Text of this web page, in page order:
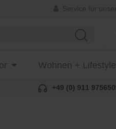
Wohnen + Lifestyle
+49 (0) 911